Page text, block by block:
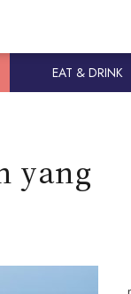
EAT & DRINK
yang